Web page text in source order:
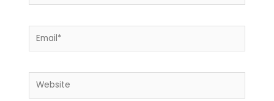
Email*
Website